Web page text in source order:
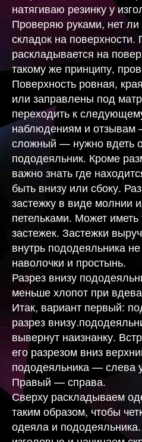
натягиваю резинку у
Проверяю руками, нет ли
складок на поверхности.
раскладывается на
такому же принципу,
Поверхность ровная,
или заправлены под
переходить к
наблюдениям и отзывам
сложный — нужно вдеть
пододеяльник. Кроме
важно знать где
быть внизу или сбоку.
застежку в виде молнии
петельками. Может
застежек. Застежки
внутрь пододеяльника
наволочки и простынь.
Разрез внизу
меньше хлопот при
Итак, вариант первый:
разрез
вывернут наизнанку.
его разрезом вниз
пододеяльника — слева
Правый — справа.
Сверху раскладываем
таким образом, чтобы
одеяла и